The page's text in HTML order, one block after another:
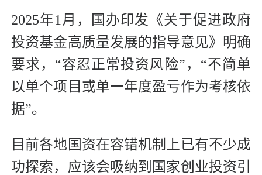
2025年1月，国办印发《关于促进政府
投资基金高质量发展的指导意见》明确
要求，“容忍正常投资风险”，“不简单
以单个项目或单一年度盈亏作为考核依
据”。
目前各地国资在容错机制上已有不少成
功探索，应该会吸纳到国家创业投资引